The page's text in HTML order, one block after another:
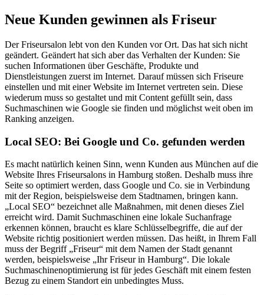
Neue Kunden gewinnen als Friseur
Der Friseursalon lebt von den Kunden vor Ort. Das hat sich nicht
geändert. Geändert hat sich aber das Verhalten der Kunden: Sie
suchen Informationen über Geschäfte, Produkte und
Dienstleistungen zuerst im Internet. Darauf müssen sich Friseure
einstellen und mit einer Website im Internet vertreten sein. Diese
wiederum muss so gestaltet und mit Content gefüllt sein, dass
Suchmaschinen wie Google sie finden und möglichst weit oben im
Ranking anzeigen.
Local SEO: Bei Google und Co. gefunden werden
Es macht natürlich keinen Sinn, wenn Kunden aus München auf die
Website Ihres Friseursalons in Hamburg stoßen. Deshalb muss ihre
Seite so optimiert werden, dass Google und Co. sie in Verbindung
mit der Region, beispielsweise dem Stadtnamen, bringen kann.
„Local SEO“ bezeichnet alle Maßnahmen, mit denen dieses Ziel
erreicht wird. Damit Suchmaschinen eine lokale Suchanfrage
erkennen können, braucht es klare Schlüsselbegriffe, die auf der
Website richtig positioniert werden müssen. Das heißt, in Ihrem Fall
muss der Begriff „Friseur“ mit dem Namen der Stadt genannt
werden, beispielsweise „Ihr Friseur in Hamburg“. Die lokale
Suchmaschinenoptimierung ist für jedes Geschäft mit einem festen
Bezug zu einem Standort ein unbedingtes Muss.